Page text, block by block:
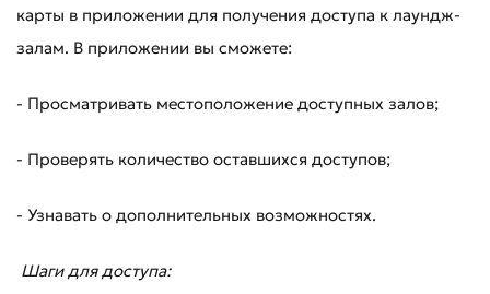
карты в приложении для получения доступа к лаундж-
залам. В приложении вы сможете:
- Просматривать местоположение доступных залов;
- Проверять количество оставшихся доступов;
- Узнавать о дополнительных возможностях.
Шаги для доступа: